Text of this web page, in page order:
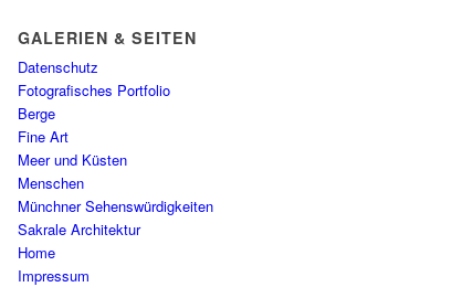
GALERIEN & SEITEN
Datenschutz
Fotografisches Portfolio
Berge
Fine Art
Meer und Küsten
Menschen
Münchner Sehenswürdigkeiten
Sakrale Architektur
Home
Impressum